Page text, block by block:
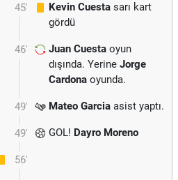
45' Kevin Cuesta sarı kart
gördü
46' Juan Cuesta oyun
dışında. Yerine Jorge
Cardona oyunda.
49' Mateo Garcia asist yaptı.
49' GOL! Dayro Moreno
56'